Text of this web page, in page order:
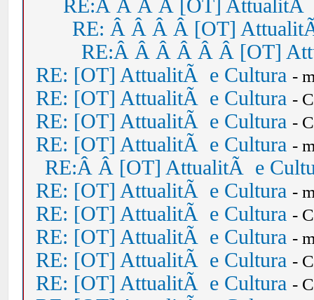
RE:Â Â Â Â [OT] AttualitÃ
RE: Â Â Â Â [OT]
RE:Â Â Â Â Â Â [OT]
RE: [OT] AttualitÃ e Cultura -
RE: [OT] AttualitÃ e Cultura -
RE: [OT] AttualitÃ e Cultura -
RE: [OT] AttualitÃ e Cultura -
RE:Â Â [OT] AttualitÃ e
RE: [OT] AttualitÃ e Cultura -
RE: [OT] AttualitÃ e Cultura -
RE: [OT] AttualitÃ e Cultura -
RE: [OT] AttualitÃ e Cultura -
RE: [OT] AttualitÃ e Cultura -